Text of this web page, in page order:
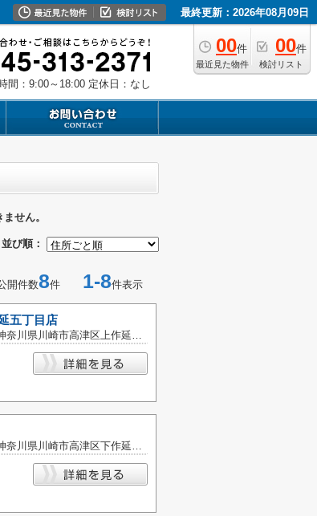
最終更新：2026年08月09日
00件
最近見た物件
00件
検討リスト
間：9:00～18:00 定休日：なし
せん。
並び順：
開件数8件 1-8件表示
五丁目店
神奈川県川崎市高津区上作延５丁目
神奈川県川崎市高津区下作延１丁目